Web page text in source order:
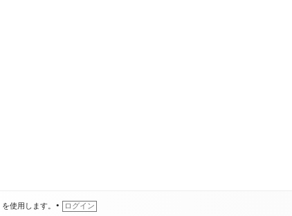
を使用します。 • ログイン